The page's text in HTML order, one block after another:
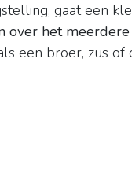
gaat een
over het
een broer, zus